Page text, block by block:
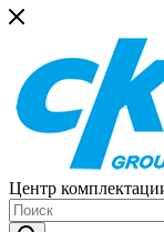
Центр